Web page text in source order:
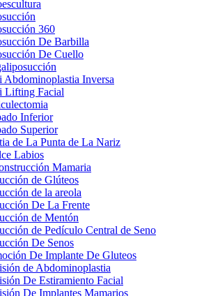
360
De Barbilla
De Cuello
Abdominoplastia Inversa
Lifting Facial
Inferior
Superior
de La Punta de La Nariz
Labios
Mamaria
de Glúteos
de la areola
De La Frente
de Mentón
de Pedículo Central de Seno
De Senos
De Implante De Gluteos
de Abdominoplastia
De Estiramiento Facial
De Implantes Mamarios